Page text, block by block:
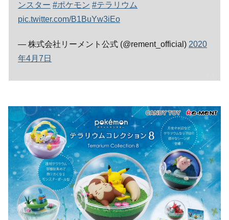
ンスター #ポケモン #テラリウム
pic.twitter.com/B1BuYw3iEo
— 株式会社リーメント公式 (@rement_official) 2020
年4月7日